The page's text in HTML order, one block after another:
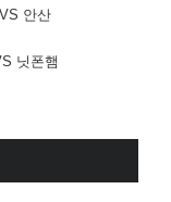
안산
닛폰햄